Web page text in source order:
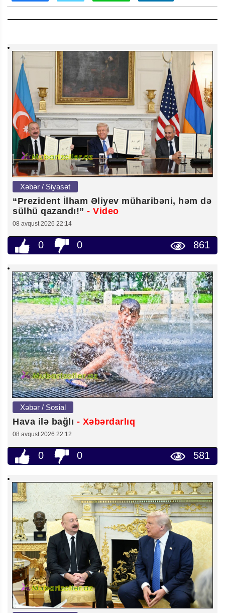
Xəbər / Siyasət
“Prezident İlham Əliyev müharibəni, həm də
sülhü qazandı!” - Video
08 avqust 2026 22:14
0 0 861
Xəbər / Sosial
Hava ilə bağlı - Xəbərdarlıq
08 avqust 2026 22:12
0 0 581